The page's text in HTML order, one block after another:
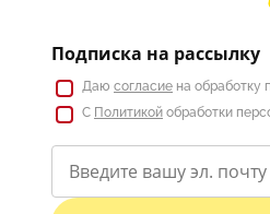
Подписка на рассылку
Даю согласие на обработку
С Политикой обработки